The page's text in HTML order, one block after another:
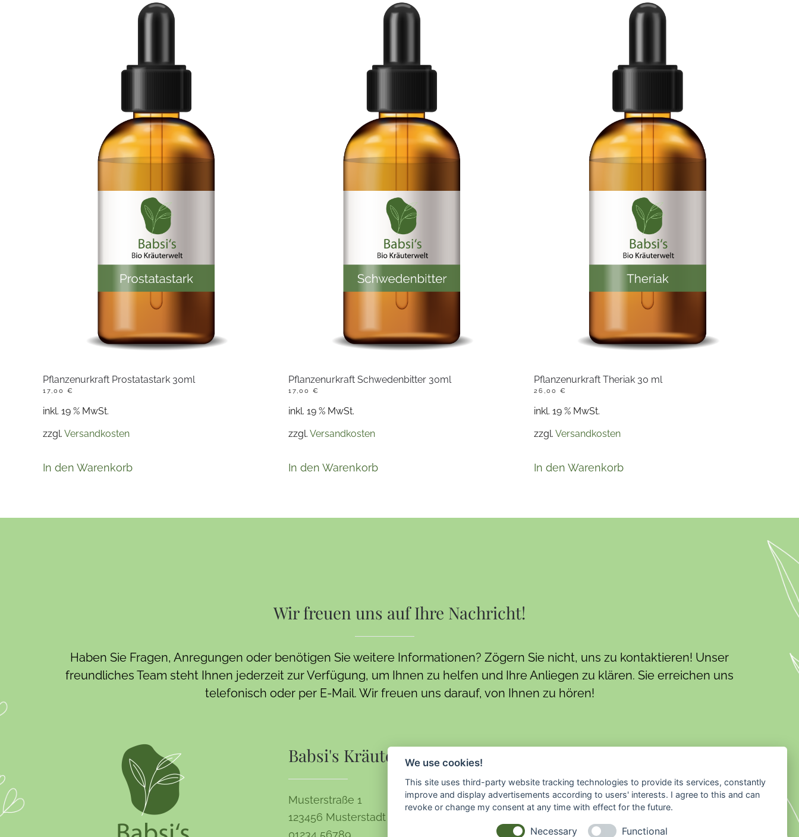
Pflanzenurkraft Prostatastark 30ml
17,00 €
inkl. 19 % MwSt.
zzgl. Versandkosten
In den Warenkorb
Pflanzenurkraft Schwedenbitter 30ml
17,00€
inkl. 19 % MwSt.
zzgl.Versandkosten
In den Warenkorb
Pflanzenurkraft Theriak 30 ml
26,00€
inkl. 19 % MwSt.
zzgl.Versandkosten
In den Warenkorb
Wir freuen uns auf Ihre Nachricht!
Haben Sie Fragen, Anregungen oder benötigen Sie weitere Informationen? Zögern Sie nicht, uns zu kontaktieren! Unser
freundliches Team steht Ihnen jederzeit zur Verfügung, um Ihnen zu helfen und Ihre Anliegen zu klären. Sie erreichen uns
telefonisch oder per E-Mail. Wir freuen uns darauf, von Ihnen zu hören!
Babsi's Kräuterwelt
Musterstraße 1
123456 Musterstadt
AGB
We use cookies!
This site uses third-party website tracking technologies to provide its services, constantly
improve and display advertisements according to users' interests. I agree to this and can
revoke or change my consent at any time with effect for the future.
Necessary Functional